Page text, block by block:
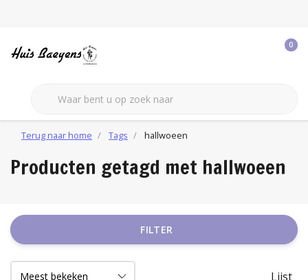
0
Terug naar home Tags hallwoeen
Producten getagd met hallwoeen
FILTER
Lijst